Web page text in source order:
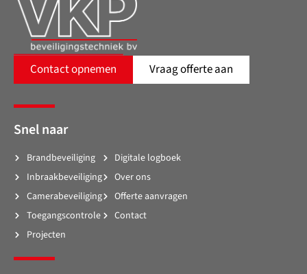
Contact opnemen Vraag offerte aan
Snel naar
Brandbeveiliging
Inbraakbeveiliging
Camerabeveiliging
Toegangscontrole
Projecten
Digitale logboek
Over ons
Offerte aanvragen
Contact